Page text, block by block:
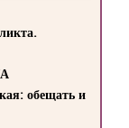
обещать и